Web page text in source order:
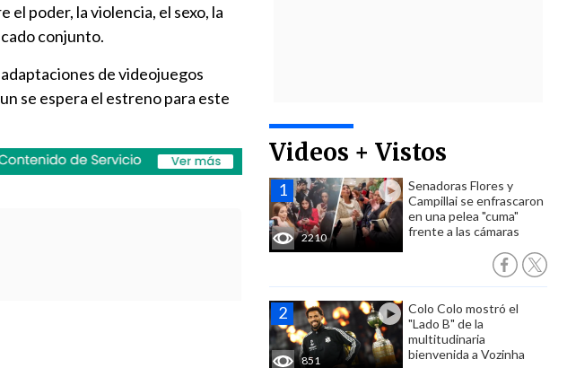
Videos + Vistos
2210
Senadoras Flores y
Campillai se enfrascaron
en una pelea "cuma"
frente a las cámaras
851
Colo Colo mostró el
"Lado B" de la
multitudinaria
bienvenida a Vozinha
poder, la violencia, el sexo, la
conjunto.
de videojuegos
se espera el estreno para este